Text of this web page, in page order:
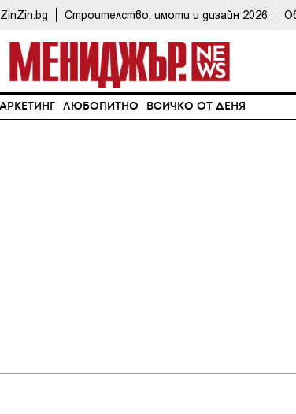
ZinZin.bg Строителство, имоти и дизайн 2026
ЛЮБОПИТНО ВСИЧКО ОТ ДЕНЯ